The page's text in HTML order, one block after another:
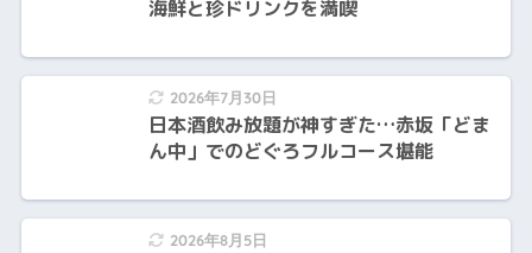
海鮮と珍ドリンクを満喫
2026年7月30日
日本酒飲み放題が神すぎた…赤坂「どま
ん中」でのどぐろフルコース堪能
2026年8月5日